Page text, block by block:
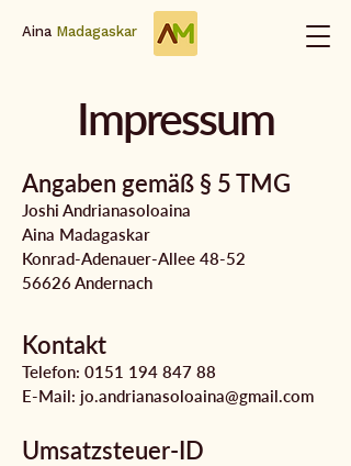
Aina Madagaskar
Impressum
Angaben gemäß § 5 TMG
Joshi Andrianasoloaina
Aina Madagaskar
Konrad-Adenauer-Allee 48-52
56626 Andernach
Kontakt
Telefon: 0151 194 847 88
E-Mail: jo.andrianasoloaina@gmail.com
Umsatzsteuer-ID